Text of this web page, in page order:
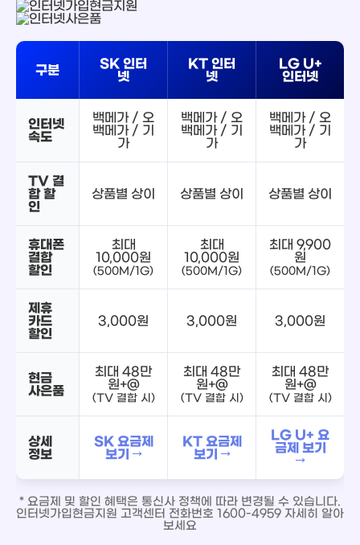
구분
SK 인터
넷
KT 인터
넷
LG U+
인터넷
인터넷
속도
백메가 / 오
백메가 / 기
가
백메가 / 오
백메가 / 기
가
백메가 / 오
백메가 / 기
가
TV 결
합 할
인
상품별 상이 상품별 상이 상품별 상이
휴대폰
결합
할인
최대
10,000원
(500M/1G)
최대
10,000원
(500M/1G)
최대 9,900
원
(500M/1G)
제휴
카드
할인
3,000원 3,000원 3,000원
현금
사은품
최대 48만
원+@
(TV 결합 시)
최대 48만
원+@
(TV 결합 시)
최대 48만
원+@
(TV 결합 시)
상세
정보
SK 요금제
보기 →
KT 요금제
보기 →
LG U+ 요
금제 보기
→
* 요금제 및 할인 혜택은 통신사 정책에 따라 변경될 수 있습니다.
인터넷가입현금지원 고객센터 전화번호 1600-4959 자세히 알아
보세요